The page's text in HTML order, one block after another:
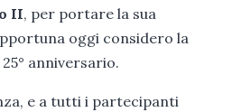
II, per portare la sua
oggi considero la
anniversario.
e a tutti i partecipanti